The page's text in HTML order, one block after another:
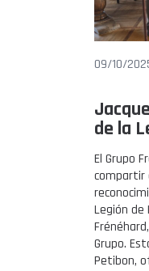
09/10/
de la
El Grupo
compartir
Legión de
Grupo.
Petibon,